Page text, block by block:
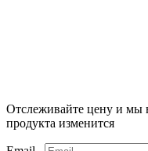
Отслеживайте цену и мы
продукта изменится